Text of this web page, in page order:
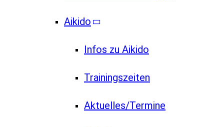
Aikido
Infos zu Aikido
Trainingszeiten
Aktuelles/Termine